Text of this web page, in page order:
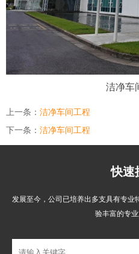
洁净车
上一条： 洁净车间工程
下一条： 洁净车间工程
快速
发展至今，公司已培养出多支具有专
验丰富的专业